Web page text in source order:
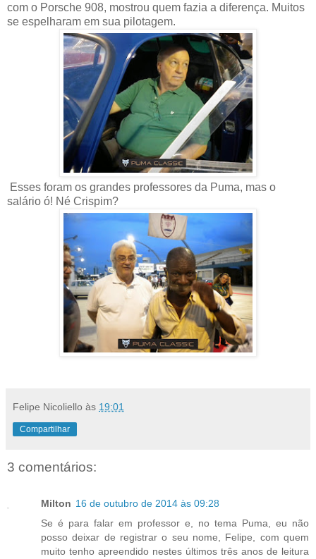
com o Porsche 908, mostrou quem fazia a diferença. Muitos
se espelharam em sua pilotagem.
Esses foram os grandes professores da Puma, mas o
salário ó! Né Crispim?
Felipe Nicoliello às 19:01
Compartilhar
3 comentários:
Milton 16 de outubro de 2014 às 09:28
Se é para falar em professor e, no tema Puma, eu não
posso deixar de registrar o seu nome, Felipe, com quem
muito tenho apreendido nestes últimos três anos de leitura